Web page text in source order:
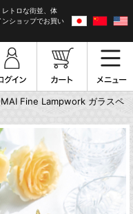
トロな街並、体
ショップでお買い
Fine Lampwork ガラスペ